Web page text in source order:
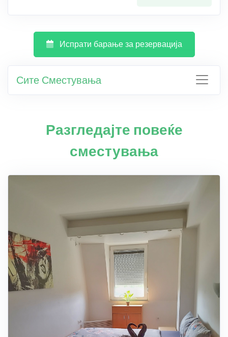
Испрати барање за резервација
Сите Сместувања
Разгледајте повеќе
сместувања